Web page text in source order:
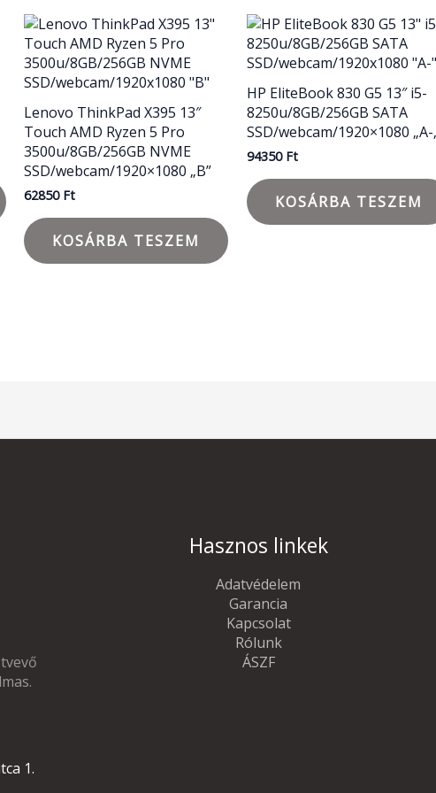
Lenovo ThinkPad X395 13″
Touch AMD Ryzen 5 Pro
3500u/8GB/256GB NVME
SSD/webcam/1920×1080 „B”
62850 Ft
KOSÁRBA TESZEM
HP EliteBook 830 G5 13″ i5-
8250u/8GB/256GB SATA
SSD/webcam/1920×1080 „A-
94350 Ft
KOSÁRBA TESZEM
1.
Hasznos linkek
Adatvédelem
Garancia
Kapcsolat
Rólunk
ÁSZF